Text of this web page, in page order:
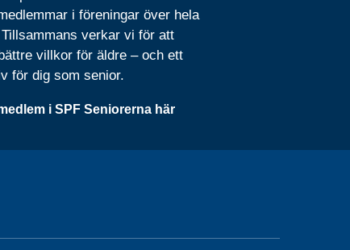
i föreningar över hela
verkar vi för att
villkor för äldre – och ett
för dig som senior.
i SPF Seniorerna här